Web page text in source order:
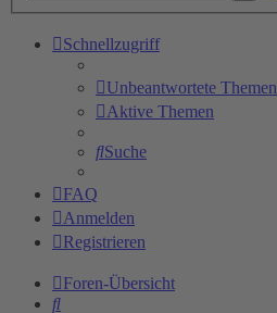
Schnellzugriff
Unbeantwortete Themen
Aktive Themen
Suche
FAQ
Anmelden
Registrieren
Foren-Übersicht
Suche